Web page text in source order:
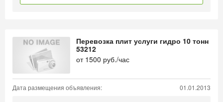
Перевозка плит услуги гидро 10 тонн
53212
от 1500 руб./час
Дата размещения объявления: 01.01.2013